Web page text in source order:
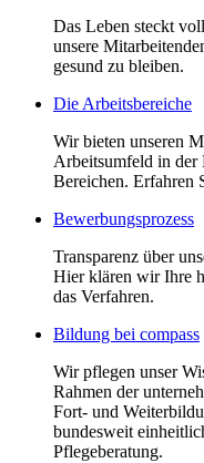
Das Leben steckt
unsere
gesund zu bleiben.
Die Arbeitsbereiche
Wir bieten unseren
Arbeitsumfeld in der
Bereichen. Erfahren
Bewerbungsprozess
Transparenz über
Hier klären wir Ihre
das Verfahren.
Bildung bei compass
Wir pflegen unser
Rahmen der
Fort- und
bundesweit
Pflegeberatung.